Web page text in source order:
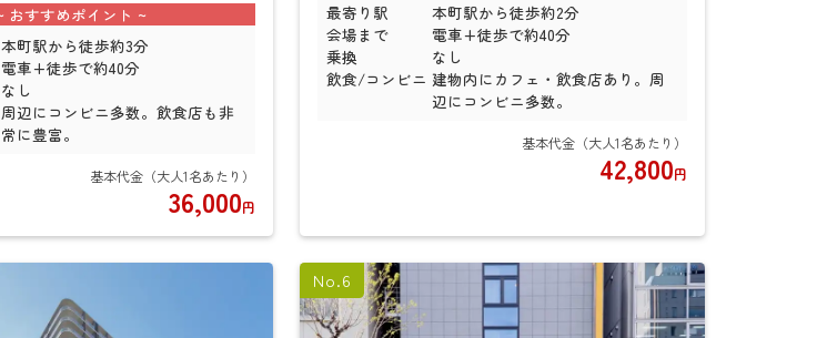
36,000円
本町駅から徒歩約3分
電車+徒歩で約40分
なし
周辺にコンビニ多数。飲食店も非
常に豊富。
42,800円
最寄り駅
本町駅から徒歩約2分
会場まで
電車+徒歩で約40分
乗換
なし
飲食/コンビニ 建物内にカフェ・飲食店あり。周
辺にコンビニ多数。